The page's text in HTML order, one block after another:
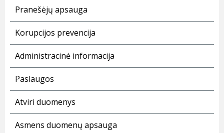
Pranešėjų apsauga
Korupcijos prevencija
Administracinė informacija
Paslaugos
Atviri duomenys
Asmens duomenų apsauga